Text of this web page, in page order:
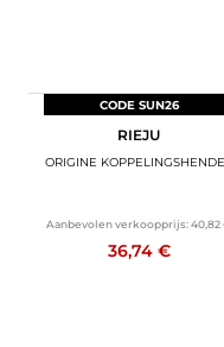
CONTACT
CODE SUN26
RIEJU
ORIGINE
Aanbevolen verkoopprijs:40,82
36,74 €